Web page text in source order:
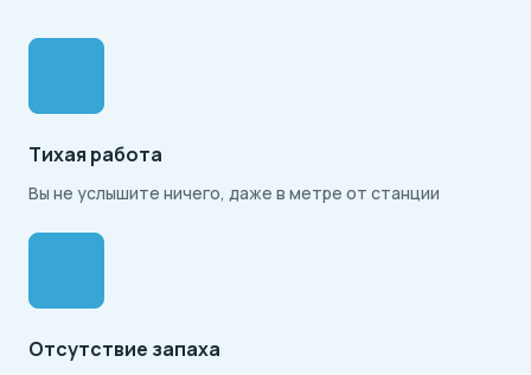
Тихая работа
Вы не услышите ничего, даже в метре от станции
Отсутствие запаха